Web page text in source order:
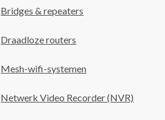
Bridges & repeaters
Draadloze routers
Mesh-wifi-systemen
Netwerk Video Recorder (NVR)